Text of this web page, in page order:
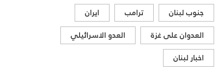
جنوب لبنان
ترامب
ايران
العدوان على غزة
العدو الاسرائيلي
اخبار لبنان